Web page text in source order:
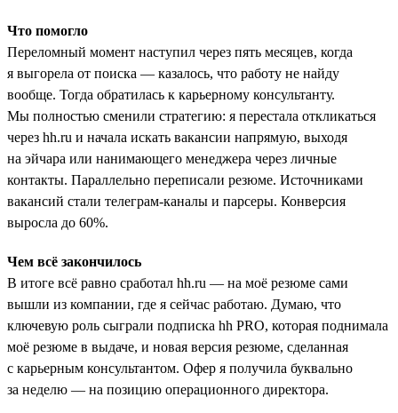
Что помогло
Переломный момент наступил через пять месяцев, когда
я выгорела от поиска — казалось, что работу не найду
вообще. Тогда обратилась к карьерному консультанту.
Мы полностью сменили стратегию: я перестала откликаться
через hh.ru и начала искать вакансии напрямую, выходя
на эйчара или нанимающего менеджера через личные
контакты. Параллельно переписали резюме. Источниками
вакансий стали телеграм-каналы и парсеры. Конверсия
выросла до 60%.
Чем всё закончилось
В итоге всё равно сработал hh.ru — на моё резюме сами
вышли из компании, где я сейчас работаю. Думаю, что
ключевую роль сыграли подписка hh PRO, которая поднимала
моё резюме в выдаче, и новая версия резюме, сделанная
с карьерным консультантом. Офер я получила буквально
за неделю — на позицию операционного директора.